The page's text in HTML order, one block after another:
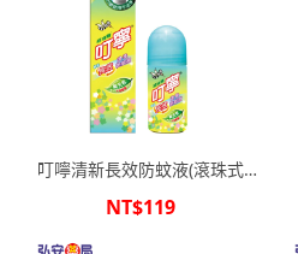
叮嚀清新長效防蚊液(滾珠式
NT$119